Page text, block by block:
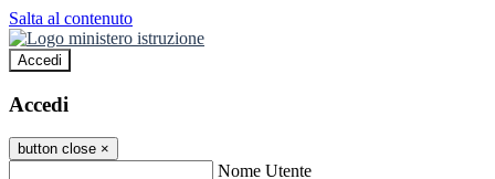
Salta al contenuto
Accedi
Accedi
button close ×
Nome Utente